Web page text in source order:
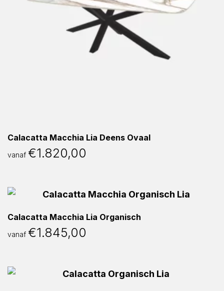
Calacatta Macchia Lia Deens Ovaal
vanaf €1.820,00
Calacatta Macchia Lia Organisch
vanaf €1.845,00